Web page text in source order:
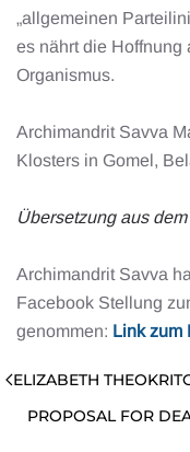
„allgemeinen
es nährt die Hoffnung
Organismus.
Archimandrit Savva
Klosters in Gomel,
Übersetzung aus
Archimandrit Savva
Facebook Stellung
genommen: Link zum
ELIZABETH
PROPOSAL FOR